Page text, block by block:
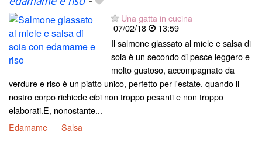
Una gatta in cucina
07/02/18
13:59
Il salmone glassato al miele e salsa di
soia è un secondo di pesce leggero e
molto gustoso, accompagnato da
verdure e riso è un piatto unico, perfetto per l'estate, quando il
nostro corpo richiede cibi non troppo pesanti e non troppo
elaborati.E, nonostante...
Edamame
Salsa